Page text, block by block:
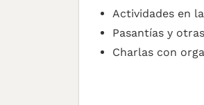
Actividades en
Pasantías y
Charlas con